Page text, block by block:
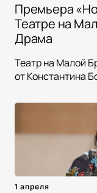
Премьера
Театре на
Драма
Театр на Малой
от Константина
1 апреля